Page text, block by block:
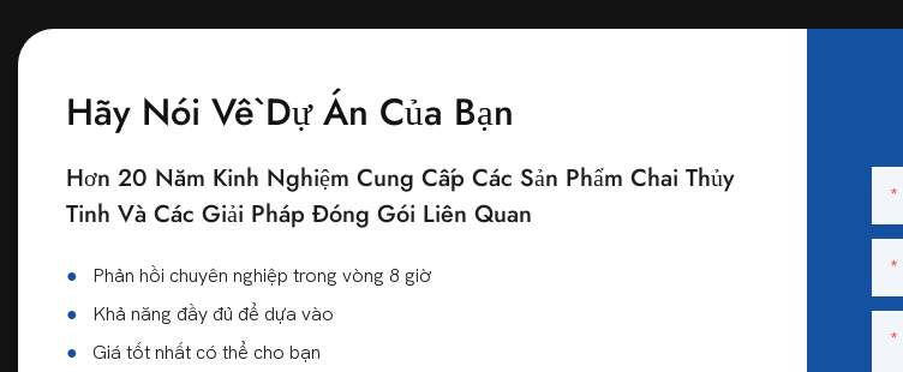
Hãy Nói Về Dự Án Của Bạn
Hơn 20 Năm Kinh Nghiệm Cung Cấp Các Sản Phẩm Chai Thủy
Tinh Và Các Giải Pháp Đóng Gói Liên Quan
●
Phản hồi chuyên nghiệp trong vòng 8 giờ
●
Khả năng đầy đủ để dựa vào
●
Giá tốt nhất có thể cho bạn